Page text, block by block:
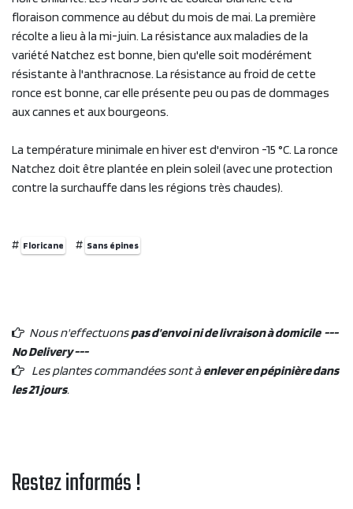
floraison commence au début du mois de mai. La première
récolte a lieu à la mi-juin. La résistance aux maladies de la
variété Natchez est bonne, bien qu'elle soit modérément
résistante à l'anthracnose. La résistance au froid de cette
ronce est bonne, car elle présente peu ou pas de dommages
aux cannes et aux bourgeons.
La température minimale en hiver est d'environ -15 °C. La ronce
Natchez doit être plantée en plein soleil (avec une protection
contre la surchauffe dans les régions très chaudes).
# Floricane # Sans épines
Nous n'effectuonspas d'envoi ni de livraison à domicile ---
No Delivery ---
Les plantes commandées sont àenlever en pépinière dans
les 21 jours.
Restez informés !